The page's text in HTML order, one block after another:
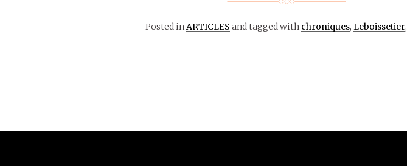
Posted in ARTICLES and tagged with chroniques, Leboissetier,